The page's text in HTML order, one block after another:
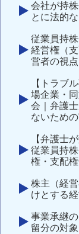
会社が持
とに法的
従業員持
経営権（
営者の視
【トラブ
場企業・
会｜弁護
ないため
【弁護士
従業員持
権・支配
株主（経
けとする
事業承継
留分の対